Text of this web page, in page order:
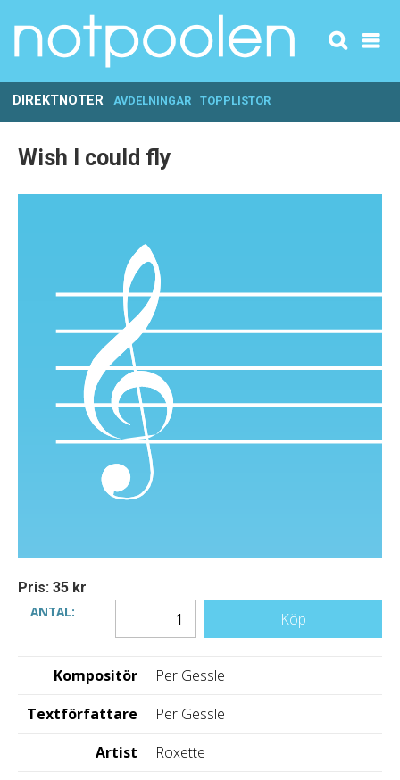
DIREKTNOTER AVDELNINGAR TOPPLISTOR
Wish I could fly
Pris: 35 kr
ANTAL:
Köp
Kompositör
Per Gessle
Textförfattare
Per Gessle
Artist
Roxette